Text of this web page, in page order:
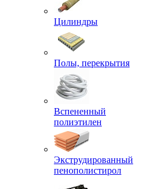
Цилиндры
Полы, перекрытия
Вспененный
полиэтилен
Экструдированный
пенополистирол